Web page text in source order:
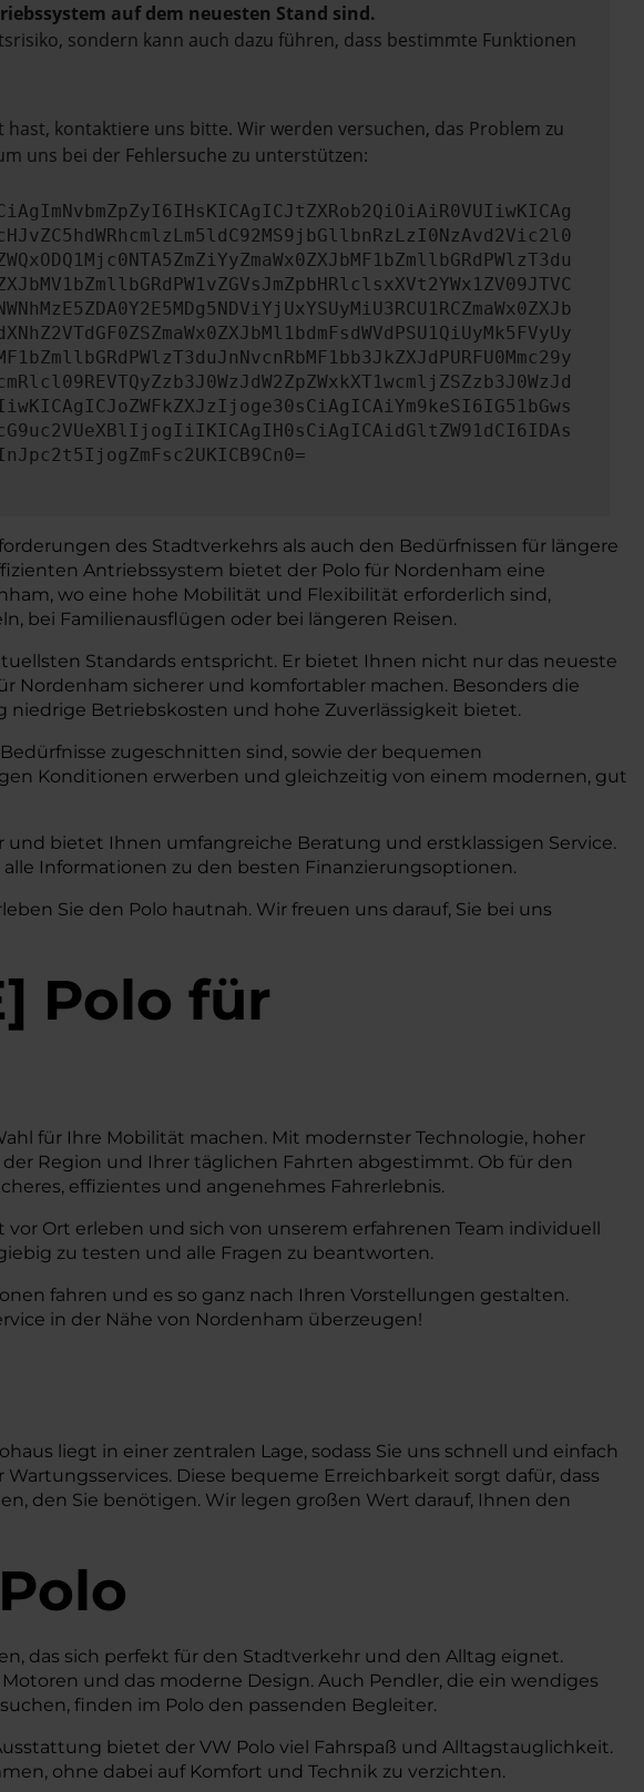
auf dem neuesten Stand sind.
sondern kann auch dazu führen, dass bestimmte Funktionen
kontaktiere uns bitte. Wir werden versuchen, das Problem zu
uns bei der Fehlersuche zu unterstützen:
des Stadtverkehrs als auch den Bedürfnissen für längere
Antriebssystem bietet der Polo für Nordenham eine
wo eine hohe Mobilität und Flexibilität erforderlich sind,
bei Familienausflügen oder bei längeren Reisen.
Standards entspricht. Er bietet Ihnen nicht nur das neueste
Nordenham sicherer und komfortabler machen. Besonders die
niedrige Betriebskosten und hohe Zuverlässigkeit bietet.
zugeschnitten sind, sowie der bequemen
Konditionen erwerben und gleichzeitig von einem modernen, gut
bietet Ihnen umfangreiche Beratung und erstklassigen Service.
Informationen zu den besten Finanzierungsoptionen.
Sie den Polo hautnah. Wir freuen uns darauf, Sie bei uns
] Polo für
für Ihre Mobilität machen. Mit modernster Technologie, hoher
Region und Ihrer täglichen Fahrten abgestimmt. Ob für den
effizientes und angenehmes Fahrerlebnis.
Ort erleben und sich von unserem erfahrenen Team individuell
zu testen und alle Fragen zu beantworten.
fahren und es so ganz nach Ihren Vorstellungen gestalten.
in der Nähe von Nordenham überzeugen!
liegt in einer zentralen Lage, sodass Sie uns schnell und einfach
Diese bequeme Erreichbarkeit sorgt dafür, dass
den Sie benötigen. Wir legen großen Wert darauf, Ihnen den
das sich perfekt für den Stadtverkehr und den Alltag eignet.
und das moderne Design. Auch Pendler, die ein wendiges
finden im Polo den passenden Begleiter.
bietet der VW Polo viel Fahrspaß und Alltagstauglichkeit.
ohne dabei auf Komfort und Technik zu verzichten.